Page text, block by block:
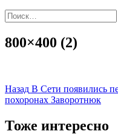
Найти:
800×400 (2)
Навигация
записи
Назад В Сети появились
похоронах Заворотнюк
Тоже интересно